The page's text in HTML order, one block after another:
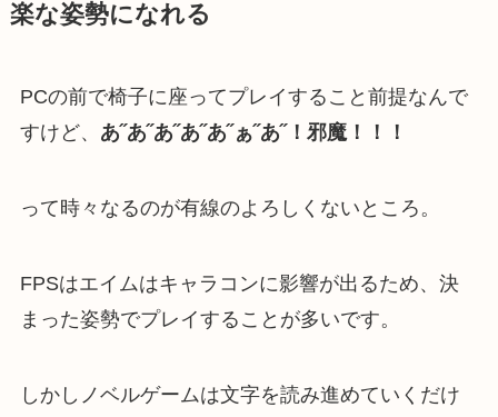
楽な姿勢になれる
PCの前で椅子に座ってプレイすること前提なんで
すけど、 あ˝あ˝あ˝あ˝あ˝ぁ˝あ˝！邪魔！！！
って時々なるのが有線のよろしくないところ。
FPSはエイムはキャラコンに影響が出るため、決
まった姿勢でプレイすることが多いです。
しかしノベルゲームは文字を読み進めていくだけ